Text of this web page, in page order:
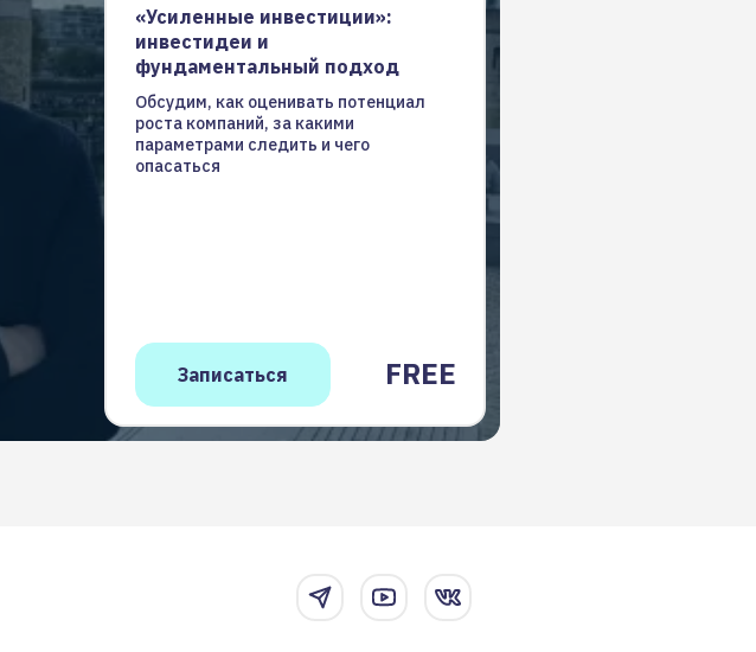
«Усиленные инвестиции»:
инвестидеи и
фундаментальный подход
Обсудим, как оценивать потенциал
роста компаний, за какими
параметрами следить и чего
опасаться
FREE